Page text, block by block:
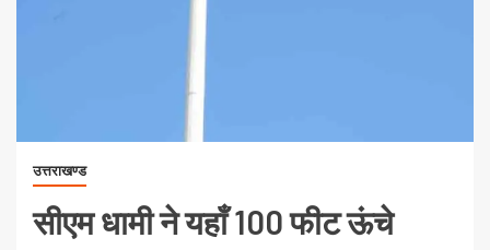
उत्तराखण्ड
सीएम धामी ने यहाँ 100 फीट ऊंचे